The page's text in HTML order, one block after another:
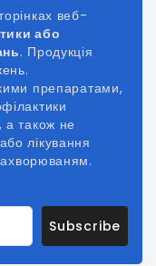
веб-
або
. Продукція
препаратами,
а також не
лікування
Subscribe